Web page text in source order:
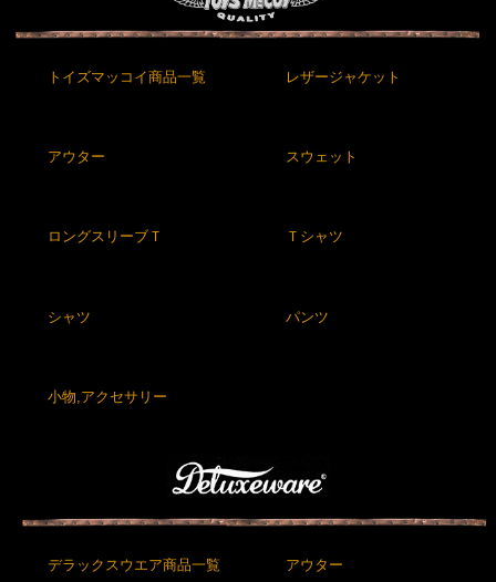
トイズマッコイ商品一覧 レザージャケット
アウター スウェット
ロングスリーブＴ Ｔシャツ
シャツ パンツ
小物,アクセサリー
デラックスウエア商品一覧 アウター